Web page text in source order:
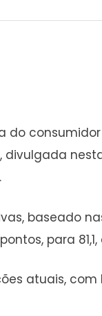
consumidor
divulgada
baseado
para
atuais,